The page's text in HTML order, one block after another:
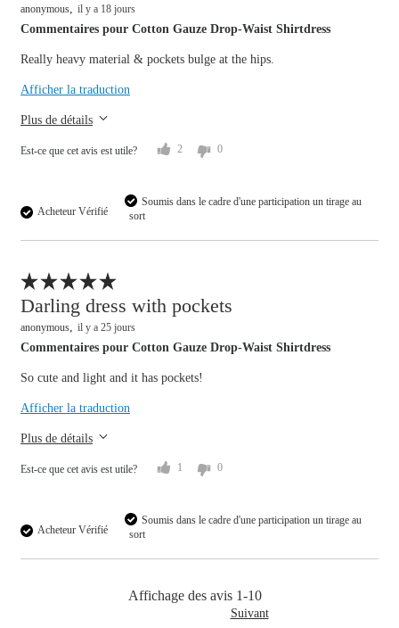
il y a 18 jours
anonymous
Acheteur Vérifié
Soumis dans le cadre d'une participation un tirage au
sort
Commentaires pour Cotton Gauze Drop-Waist Shirtdress
Really heavy material & pockets bulge at the hips.
Afficher la traduction
Plus de détails
Overall size
Est-ce que cet avis est utile? 2 0
Darling dress with pockets
il y a 25 jours
anonymous
Acheteur Vérifié
Soumis dans le cadre d'une participation un tirage au
sort
Commentaires pour Cotton Gauze Drop-Waist Shirtdress
So cute and light and it has pockets!
Afficher la traduction
Plus de détails
Overall size
Est-ce que cet avis est utile? 1 0
Affichage des avis 1-10
Suivant